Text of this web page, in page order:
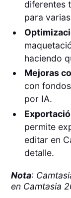
diferentes
para
haciendo
Mejoras
con
por IA.
permite
editar en
detalle.
Nota:
en Camtasia